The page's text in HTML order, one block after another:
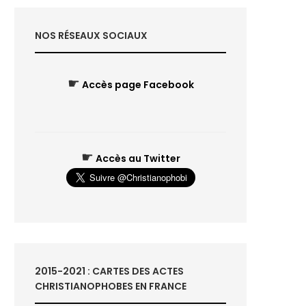
NOS RÉSEAUX SOCIAUX
☛ Accès page Facebook
☛ Accès au Twitter
2015-2021 : CARTES DES ACTES
CHRISTIANOPHOBES EN FRANCE